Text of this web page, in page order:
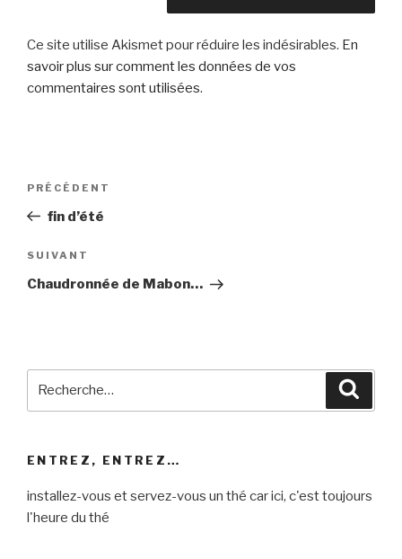
Ce site utilise Akismet pour réduire les indésirables. En
savoir plus sur comment les données de vos
commentaires sont utilisées.
Navigation
l’article
Article
précédent
PRÉCÉDENT
fin d’été
Article
suivant
SUIVANT
Chaudronnée de Mabon…
ENTREZ, ENTREZ…
installez-vous et servez-vous un thé car ici, c'est toujours
l'heure du thé